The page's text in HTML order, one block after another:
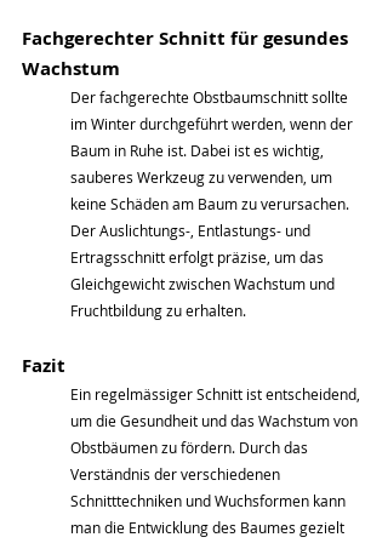
Fachgerechter Schnitt für gesundes
Wachstum
Der fachgerechte Obstbaumschnitt sollte
im Winter durchgeführt werden, wenn der
Baum in Ruhe ist. Dabei ist es wichtig,
sauberes Werkzeug zu verwenden, um
keine Schäden am Baum zu verursachen.
Der Auslichtungs-, Entlastungs- und
Ertragsschnitt erfolgt präzise, um das
Gleichgewicht zwischen Wachstum und
Fruchtbildung zu erhalten.
Fazit
Ein regelmässiger Schnitt ist entscheidend,
um die Gesundheit und das Wachstum von
Obstbäumen zu fördern. Durch das
Verständnis der verschiedenen
Schnitttechniken und Wuchsformen kann
man die Entwicklung des Baumes gezielt